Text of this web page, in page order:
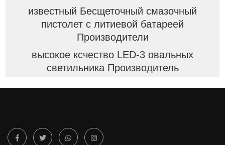
известный Бесщеточный смазочный
пистолет с литиевой батареей
Производители
высокое ксчество LED-3 овальных
светильника Производитель